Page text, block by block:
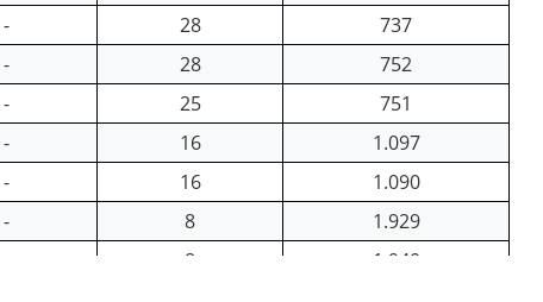
- 28
737
- 28
752
- 25
751
- 16
1.097
- 16
1.090
- 8
1.929
8 1.940